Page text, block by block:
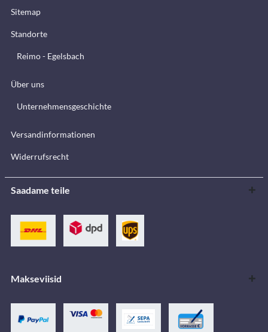
Sitemap
Standorte
Reimo - Egelsbach
Über uns
Unternehmensgeschichte
Versandinformationen
Widerrufsrecht
Saadame teile
Makseviisid